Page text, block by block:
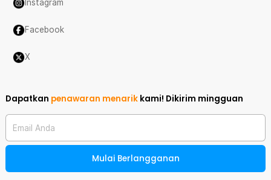
Instagram
Facebook
X
Dapatkan penawaran menarik kami! Dikirim mingguan
Email Anda
Mulai Berlangganan